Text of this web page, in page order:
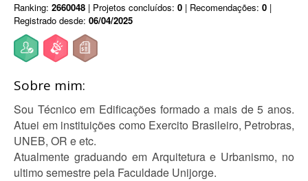
Ranking: 2660048 | Projetos concluídos: 0 | Recomendações: 0 |
Registrado desde: 06/04/2025
Sobre mim:
Sou Técnico em Edificações formado a mais de 5 anos.
Atuei em instituições como Exercito Brasileiro, Petrobras,
UNEB, OR e etc.
Atualmente graduando em Arquitetura e Urbanismo, no
ultimo semestre pela Faculdade Unijorge.